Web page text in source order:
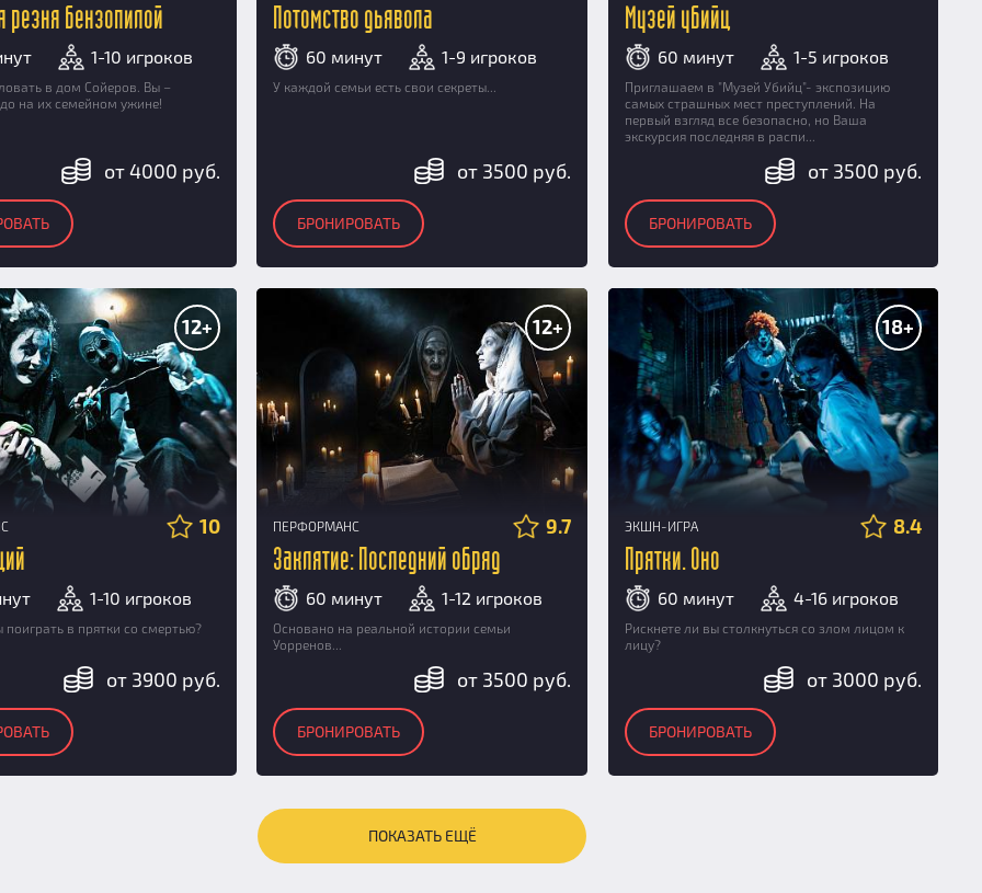
резня бензопилой
1-10 игроков
в дом Сойеров. Вы –
на их семейном ужине!
от 4000 руб.
Потомство дьявола
60 минут 1-9 игроков
У каждой семьи есть свои секреты...
от 3500 руб.
БРОНИРОВАТЬ
Музей убийц
60 минут 1-5 игроков
Приглашаем в "Музей Убийц"- экспозицию
самых страшных мест преступлений. На
первый взгляд все безопасно, но Ваша
экскурсия последняя в распи...
от 3500 руб.
БРОНИРОВАТЬ
12+
10
1-10 игроков
поиграть в прятки со смертью?
от 3900 руб.
12+
ПЕРФОРМАНС 9.7
Заклятие: Последний обряд
60 минут 1-12 игроков
Основано на реальной истории семьи
Уорренов...
от 3500 руб.
БРОНИРОВАТЬ
18+
ЭКШН-ИГРА 8.4
Прятки. Оно
60 минут 4-16 игроков
Рискнете ли вы столкнуться со злом лицом к
лицу?
от 3000 руб.
БРОНИРОВАТЬ
ПОКАЗАТЬ ЕЩЁ